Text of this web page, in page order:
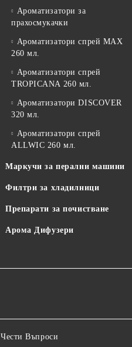
Ароматизатори за
прахосмукачки
Ароматизатори спрей MAX
260 мл.
Ароматизатори спрей
TROPICANA 260 мл.
Ароматизатори DISCOVER
320 мл.
Ароматизатори спрей
ALLWIC 260 мл.
Маркучи за перални машини
Филтри за хладилници
Препарати за почистване
Арома Дифузери
Чести Въпроси